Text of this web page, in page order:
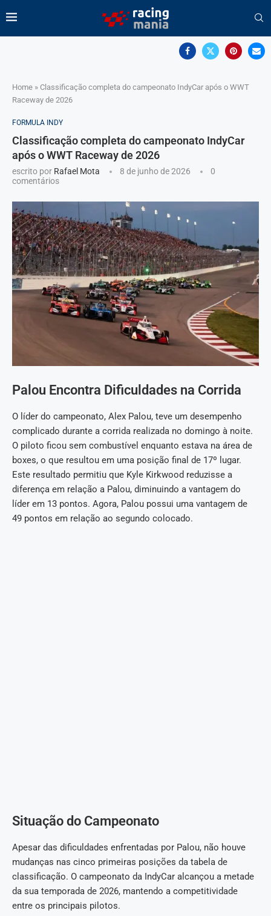
Home » Classificação completa do campeonato IndyCar após o WWT
Raceway de 2026
FORMULA INDY
Classificação completa do campeonato IndyCar
após o WWT Raceway de 2026
escrito por Rafael Mota 8 de junho de 2026
0
comentários
Palou Encontra Dificuldades na Corrida
O líder do campeonato, Alex Palou, teve um desempenho
complicado durante a corrida realizada no domingo à noite.
O piloto ficou sem combustível enquanto estava na área de
boxes, o que resultou em uma posição final de 17º lugar.
Este resultado permitiu que Kyle Kirkwood reduzisse a
diferença em relação a Palou, diminuindo a vantagem do
líder em 13 pontos. Agora, Palou possui uma vantagem de
49 pontos em relação ao segundo colocado.
Situação do Campeonato
Apesar das dificuldades enfrentadas por Palou, não houve
mudanças nas cinco primeiras posições da tabela de
classificação. O campeonato da IndyCar alcançou a metade
da sua temporada de 2026, mantendo a competitividade
entre os principais pilotos.